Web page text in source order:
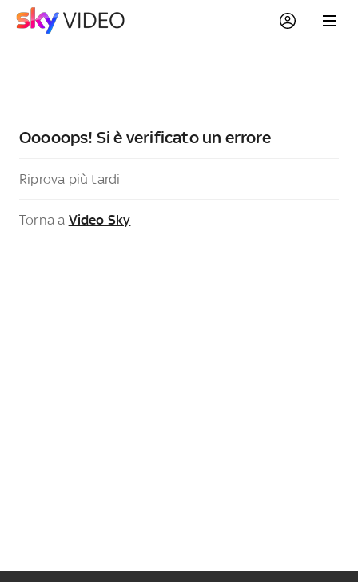
Ooooops! Si è verificato un errore
Riprova più tardi
Torna a Video Sky